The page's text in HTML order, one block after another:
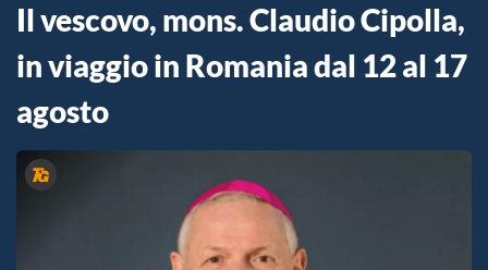
Il vescovo, mons. Claudio Cipolla,
in viaggio in Romania dal 12 al 17
agosto